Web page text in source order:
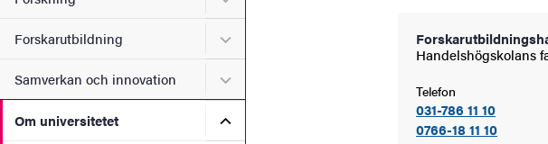
Forskarutbildning Undermeny för Forskarutbildning
Samverkan och innovation Undermeny för Samverkan och innovation
Om universitetet Undermeny för Om universitetet
Handelshögskolans
Telefon
031-786 11 10
0766-18 11 10